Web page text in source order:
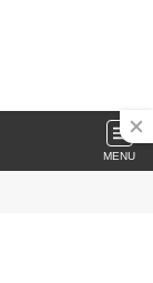
MENU